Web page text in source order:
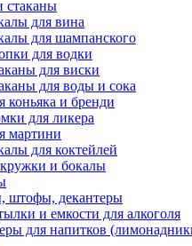
стаканы
для вина
для шампанского
для водки
для виски
для воды и сока
коньяка и бренди
для ликера
мартини
для коктейлей
и бокалы
штофы, декантеры
и емкости для алкоголя
для напитков